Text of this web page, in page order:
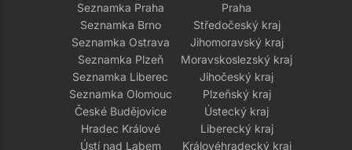
Seznamka Praha
Seznamka Brno
Seznamka Ostrava
Seznamka Plzeň
Seznamka Liberec
Seznamka Olomouc
České Budějovice
Hradec Králové
Ústí nad Labem
Praha
Středočeský kraj
Jihomoravský kraj
Moravskoslezský kraj
Jihočeský kraj
Plzeňský kraj
Ústecký kraj
Liberecký kraj
Královéhradecký kraj